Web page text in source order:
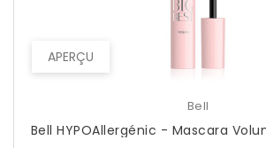
APERÇU
Bell